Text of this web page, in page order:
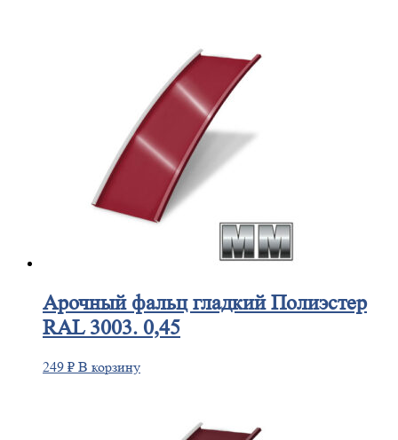
Арочныйфальц гладкий Полиэстер
RAL 3003. 0,45
249 ₽ В корзину